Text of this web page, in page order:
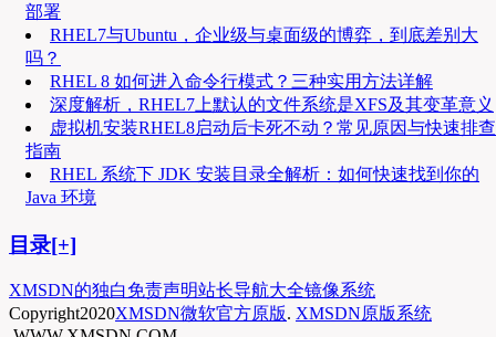
部署
RHEL7与Ubuntu，企业级与桌面级的博弈，到底差别大
吗？
RHEL 8 如何进入命令行模式？三种实用方法详解
深度解析，RHEL7上默认的文件系统是XFS及其变革意义
虚拟机安装RHEL8启动后卡死不动？常见原因与快速排查
指南
RHEL 系统下 JDK 安装目录全解析：如何快速找到你的
Java 环境
目录[+]
XMSDN的独白免责声明站长导航大全镜像系统
Copyright2020XMSDN微软官方原版. XMSDN原版系统